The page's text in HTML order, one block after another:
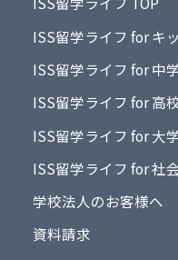
ISS留学ライフ for キ
ISS留学ライフ for 中
ISS留学ライフ for 高
ISS留学ライフ for 大
ISS留学ライフ for 社
学校法人のお客様へ
資料請求